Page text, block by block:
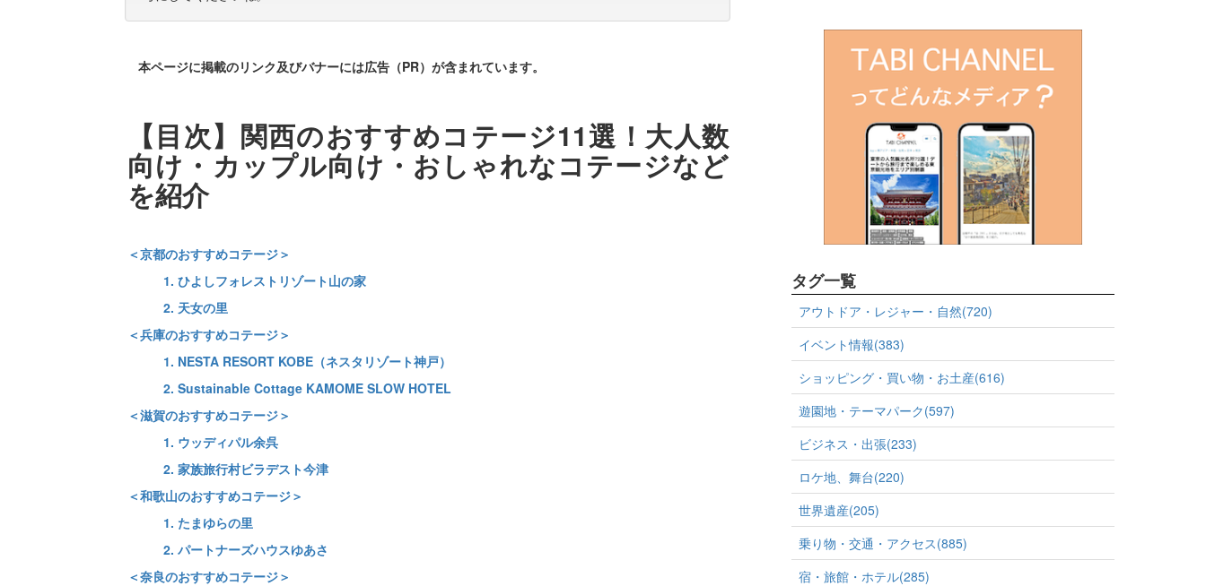
本ページに掲載のリンク及びバナーには広告（PR）が含まれています。
【目次】関西のおすすめコテージ11選！大人数
向け・カップル向け・おしゃれなコテージなど
を紹介
＜京都のおすすめコテージ＞
1. ひよしフォレストリゾート山の家
2. 天女の里
＜兵庫のおすすめコテージ＞
1. NESTA RESORT KOBE（ネスタリゾート神戸）
2. Sustainable Cottage KAMOME SLOW HOTEL
＜滋賀のおすすめコテージ＞
1. ウッディパル余呉
2. 家族旅行村ビラデスト今津
＜和歌山のおすすめコテージ＞
1. たまゆらの里
2. パートナーズハウスゆあさ
＜奈良のおすすめコテージ＞
タグ一覧
アウトドア・レジャー・自然(720)
イベント情報(383)
ショッピング・買い物・お土産(616)
遊園地・テーマパーク(597)
ビジネス・出張(233)
ロケ地、舞台(220)
世界遺産(205)
乗り物・交通・アクセス(885)
宿・旅館・ホテル(285)